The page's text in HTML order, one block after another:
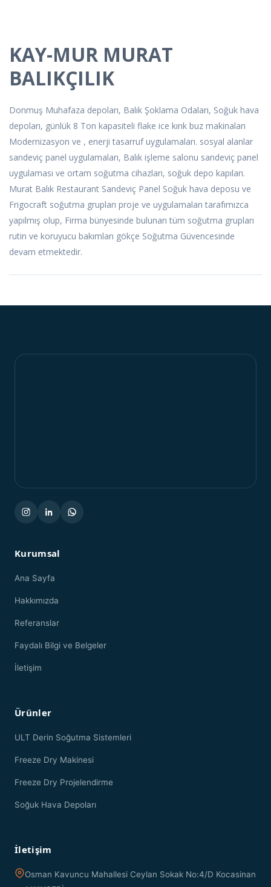
KAY-MUR MURAT
BALIKÇILIK
Donmuş Muhafaza depoları, Balık Şoklama Odaları, Soğuk hava
depoları, günlük 8 Ton kapasiteli flake ice kırık buz makinaları
Modernizasyon ve , enerji tasarruf uygulamaları. sosyal alanlar
sandeviç panel uygulamaları, Balık işleme salonu sandeviç panel
uygulaması ve ortam soğutma cihazları, soğuk depo kapıları.
Murat Balık Restaurant Sandeviç Panel Soğuk hava deposu ve
Frigocraft soğutma grupları proje ve uygulamaları tarafımızca
yapılmış olup, Firma bünyesinde bulunan tüm soğutma grupları
rutin ve koruyucu bakımları gökçe Soğutma Güvencesinde
devam etmektedir.
Kurumsal
Ana Sayfa
Hakkımızda
Referanslar
Faydalı Bilgi ve Belgeler
İletişim
Ürünler
ULT Derin Soğutma Sistemleri
Freeze Dry Makinesi
Freeze Dry Projelendirme
Soğuk Hava Depoları
İletişim
Osman Kavuncu Mahallesi Ceylan Sokak No:4/D Kocasinan